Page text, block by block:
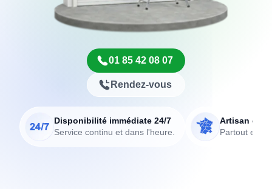
01 85 42 08 07
Rendez-vous
Disponibilité immédiate 24/7
Service continu et dans l'heure.
Artisan de
Partout en